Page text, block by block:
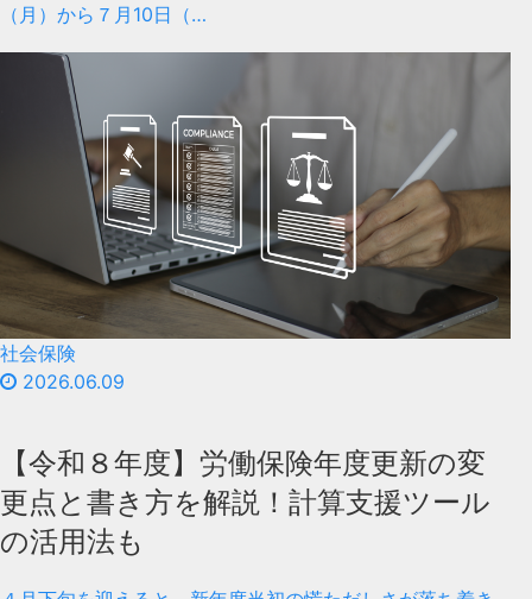
（月）から７月10日（…
社会保険
2026.06.09
【令和８年度】労働保険年度更新の変
更点と書き方を解説！計算支援ツール
の活用法も